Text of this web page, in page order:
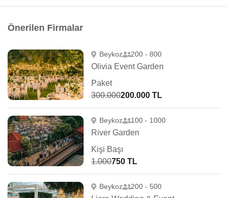
Önerilen Firmalar
Beykoz 200 - 800
Olivia Event Garden
Paket
300.000200.000 TL
Beykoz 100 - 1000
River Garden
Kişi Başı
1.000750 TL
Beykoz 200 - 500